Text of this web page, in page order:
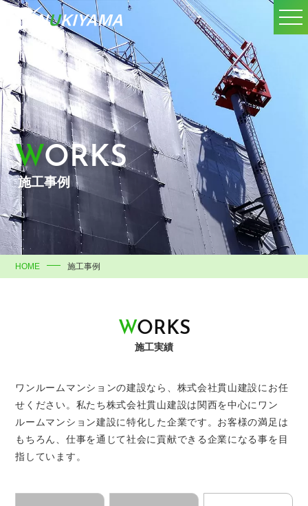
WORKS
施工事例
HOME 施工事例
WORKS
施工実績
ワンルームマンションの建設なら、株式会社貫山建設にお任
せください。 私たち株式会社貫山建設は関西を中心にワン
ルームマンション建設に特化した企業です。 お客様の満足は
もちろん、仕事を通じて社会に貢献できる企業になる事を目
指しています。